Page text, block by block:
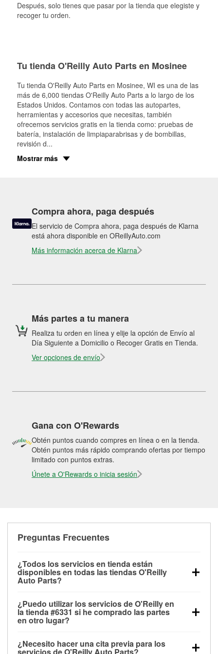
Después, solo tienes que pasar por la tienda que elegiste y
recoger tu orden.
Tu tienda O'Reilly Auto Parts en Mosinee
Tu tienda O'Reilly Auto Parts en Mosinee, WI es una de las
más de 6,000 tiendas O'Reilly Auto Parts a lo largo de los
Estados Unidos. Contamos con todas las autopartes,
herramientas y accesorios que necesitas, también
ofrecemos servicios gratis en la tienda como: pruebas de
batería, instalación de limpiaparabrisas y de bombillas,
revisión d...
Mostrar más
Compra ahora, paga después
El servicio de Compra ahora, paga después de Klarna
está ahora disponible en OReillyAuto.com
Más información acerca de Klarna
Más partes a tu manera
Realiza tu orden en línea y elije la opción de Envío al
Día Siguiente a Domicilio o Recoger Gratis en Tienda.
Ver opciones de envío
Gana con O'Rewards
Obtén puntos cuando compres en línea o en la tienda.
Obtén puntos más rápido comprando ofertas por tiempo
limitado con puntos extras.
Únete a O'Rewards o inicia sesión
Preguntas Frecuentes
¿Todos los servicios en tienda están
disponibles en todas las tiendas O'Reilly
Auto Parts?
las pruebas de batería, pruebas de alternador y
motor de arranque, revisión de la luz “Check Engine”
con O'Reilly VeriScan® e instalación de
limpiaparabrisas o bombillas, están disponibles en
todas las tiendas O'Reilly Auto Parts. La tienda
¿Puedo utilizar los servicios de O'Reilly en
la tienda #6331 si he comprado las partes
en otro lugar?
de O'Reilly Auto Parts que estén disponibles en la
¿Necesito hacer una cita previa para los